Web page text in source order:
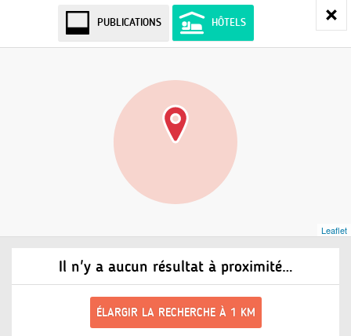
PUBLICATIONS HÔTELS
Il n'y a aucun résultat à proximité…
ÉLARGIR LA RECHERCHE À 1 KM
Leaflet